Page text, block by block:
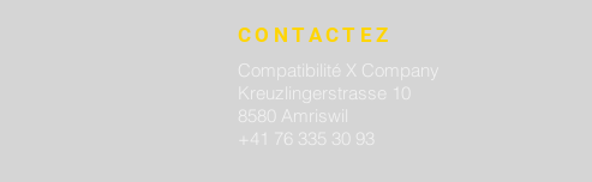
CONTACTEZ
Compatibilité X Company
Kreuzlingerstrasse 10
8580 Amriswil
+41 76 335 30 93